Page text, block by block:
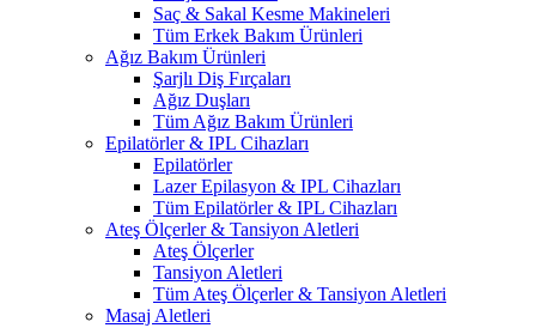
Saç & Sakal Kesme Makineleri
Tüm Erkek Bakım Ürünleri
Ağız Bakım Ürünleri
Şarjlı Diş Fırçaları
Ağız Duşları
Tüm Ağız Bakım Ürünleri
Epilatörler & IPL Cihazları
Epilatörler
Lazer Epilasyon & IPL Cihazları
Tüm Epilatörler & IPL Cihazları
Ateş Ölçerler & Tansiyon Aletleri
Ateş Ölçerler
Tansiyon Aletleri
Tüm Ateş Ölçerler & Tansiyon Aletleri
Masaj Aletleri